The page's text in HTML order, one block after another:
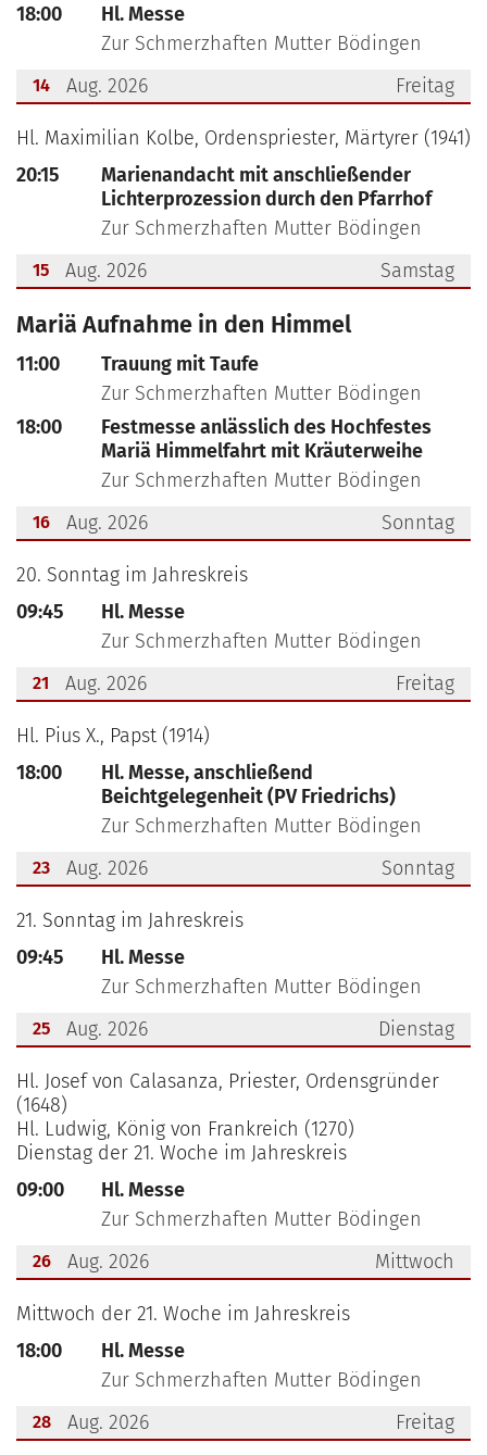
18:00
Hl. Messe
Zur Schmerzhaften Mutter Bödingen
Freitag
14
Aug. 2026
???msg.page.sr.date??? 14. August 2026
Hl. Maximilian Kolbe, Ordenspriester, Märtyrer (1941)
20:15
Marienandacht mit anschließender
Lichterprozession durch den Pfarrhof
Zur Schmerzhaften Mutter Bödingen
Samstag
15
Aug. 2026
???msg.page.sr.date??? 15. August 2026
Mariä Aufnahme in den Himmel
11:00
Trauung mit Taufe
Zur Schmerzhaften Mutter Bödingen
18:00
Festmesse anlässlich des Hochfestes
Mariä Himmelfahrt mit Kräuterweihe
Zur Schmerzhaften Mutter Bödingen
Sonntag
16
Aug. 2026
???msg.page.sr.date??? 16. August 2026
20. Sonntag im Jahreskreis
09:45
Hl. Messe
Zur Schmerzhaften Mutter Bödingen
Freitag
21
Aug. 2026
???msg.page.sr.date??? 21. August 2026
Hl. Pius X., Papst (1914)
18:00
Hl. Messe, anschließend
Beichtgelegenheit (PV Friedrichs)
Zur Schmerzhaften Mutter Bödingen
Sonntag
23
Aug. 2026
???msg.page.sr.date??? 23. August 2026
21. Sonntag im Jahreskreis
09:45
Hl. Messe
Zur Schmerzhaften Mutter Bödingen
Dienstag
25
Aug. 2026
???msg.page.sr.date??? 25. August 2026
Hl. Josef von Calasanza, Priester, Ordensgründer
(1648)
Hl. Ludwig, König von Frankreich (1270)
Dienstag der 21. Woche im Jahreskreis
09:00
Hl. Messe
Zur Schmerzhaften Mutter Bödingen
Mittwoch
26
Aug. 2026
???msg.page.sr.date??? 26. August 2026
Mittwoch der 21. Woche im Jahreskreis
18:00
Hl. Messe
Zur Schmerzhaften Mutter Bödingen
Freitag
28
Aug. 2026